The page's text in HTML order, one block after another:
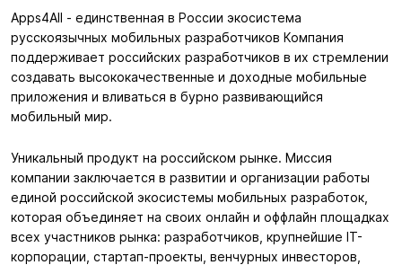
Apps4All - единственная в России экосистема
русскоязычных мобильных разработчиков Компания
поддерживает российских разработчиков в их стремлении
создавать высококачественные и доходные мобильные
приложения и вливаться в бурно развивающийся
мобильный мир.
Уникальный продукт на российском рынке. Миссия
компании заключается в развитии и организации работы
единой российской экосистемы мобильных разработок,
которая объединяет на своих онлайн и оффлайн площадках
всех участников рынка: разработчиков, крупнейшие IT-
корпорации, стартап-проекты, венчурных инвесторов,